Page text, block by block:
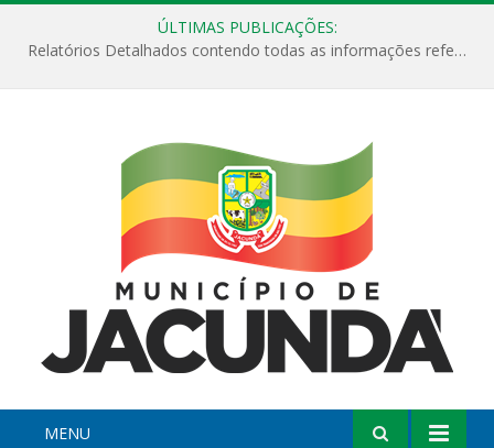
ÚLTIMAS PUBLICAÇÕES:
Relatórios Detalhados contendo todas as informações referentes a execução de recursos destinados ao fomento de projetos culturais no Município de Jacundá entre os anos de 2022 ao presente ano de 2026.
MENU